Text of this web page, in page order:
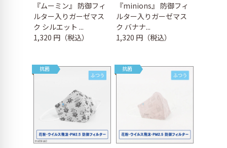
『ムーミン』 防御フィ
ルター入りガーゼマス
ク シルエット ...
1,320 円（税込）
『minions』 防御フィ
ルター入りガーゼマス
ク バナナ...
1,320 円（税込）
抗菌 抗菌